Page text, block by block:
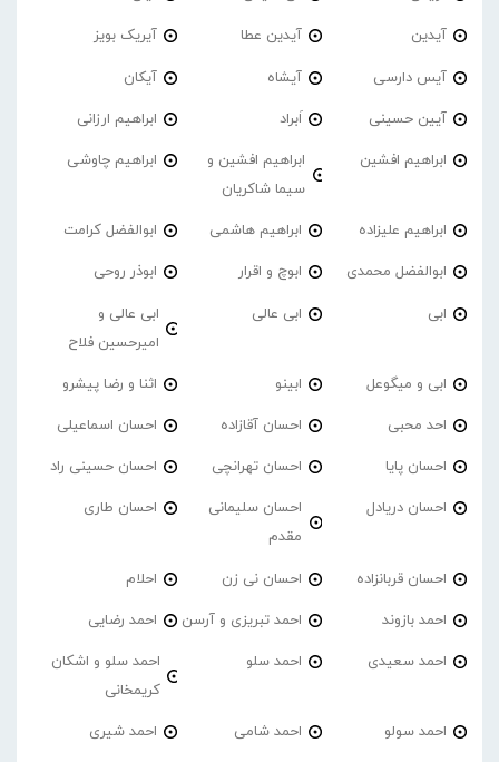
آیدین آیدین عطا آیریک بویز
آیس دارسی آیشاه آیکان
آیین حسینی اَبراد ابراهیم ارزانی
ابراهیم افشین
ابراهیم افشین و
سیما شاکریان
ابراهیم چاوشی
ابراهیم علیزاده ابراهیم هاشمی ابوالفضل کرامت
ابوالفضل محمدی ابوچ و اقرار ابوذر روحی
ابی ابی عالی
ابی عالی و
امیرحسین فلاح
ابی و میگوعل ابینو اثنا و رضا پیشرو
احد محبی احسان آقازاده احسان اسماعیلی
احسان پایا احسان تهرانچی احسان حسینی راد
احسان دریادل
احسان سلیمانی
مقدم
احسان طاری
احسان قربانزاده احسان نی زن احلام
احمد بازوند احمد تبریزی و آرسن احمد‌ رضایی
احمد سعیدی احمد سلو
احمد سلو و اشکان
کریمخانی
احمد سولو احمد شامی احمد شیری